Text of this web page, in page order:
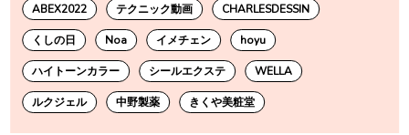
ABEX2022 テクニック動画 CHARLESDESSIN
くしの日 Noa イメチェン hoyu
ハイトーンカラー シールエクステ WELLA
ルクジェル 中野製薬 きくや美粧堂